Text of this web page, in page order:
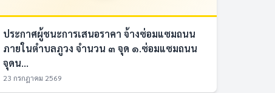
ประกาศผู้ชนะการเสนอราคา จ้างซ่อมแซมถนน
ภายในตำบลภูวง จำนวน ๓ จุด ๑.ซ่อมแซมถนน
จุดน...
23 กรกฎาคม 2569